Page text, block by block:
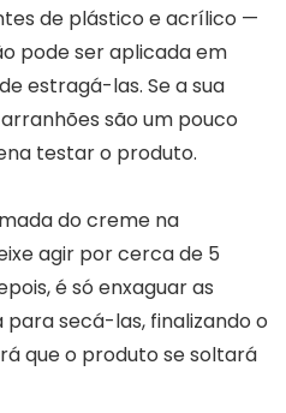
de plástico e acrílico —
pode ser aplicada em
estragá-las. Se a sua
são um pouco
testar o produto.
do creme na
agir por cerca de 5
é só enxaguar as
secá-las, finalizando o
que o produto se soltará